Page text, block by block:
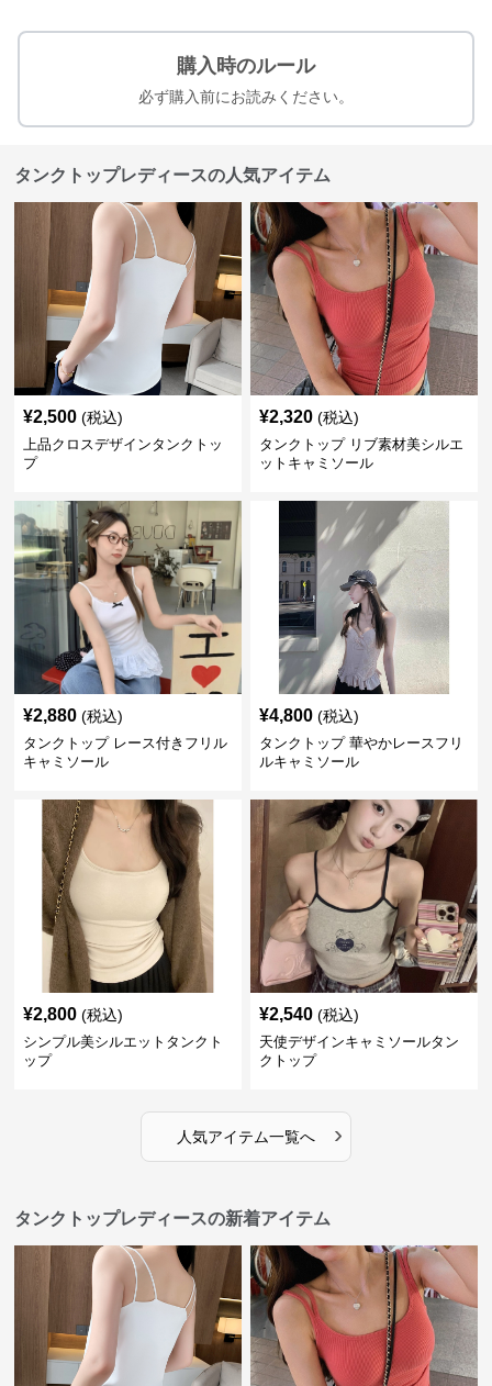
購入時のルール
必ず購入前にお読みください。
タンクトップレディースの人気アイテム
¥2,500 (税込)
上品クロスデザインタンクトッ
プ
¥2,320 (税込)
タンクトップ リブ素材美シルエ
ットキャミソール
¥2,880 (税込)
タンクトップ レース付きフリル
キャミソール
¥4,800 (税込)
タンクトップ 華やかレースフリ
ルキャミソール
¥2,800 (税込)
シンプル美シルエットタンクト
ップ
¥2,540 (税込)
天使デザインキャミソールタン
クトップ
人気アイテム一覧へ ›
タンクトップレディースの新着アイテム